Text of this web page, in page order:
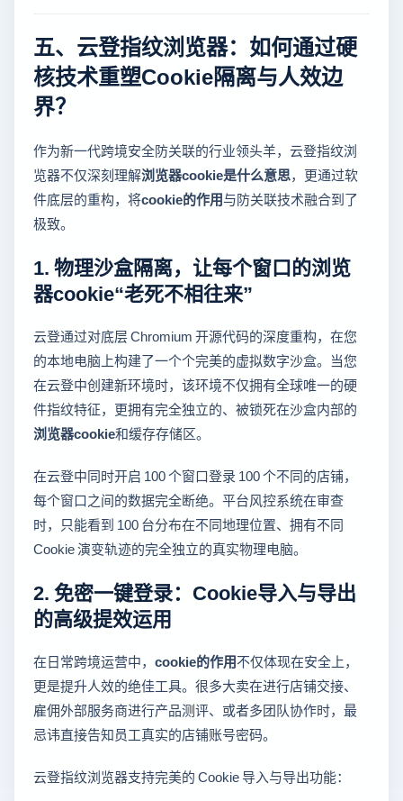
五、云登指纹浏览器：如何通过硬
核技术重塑Cookie隔离与人效边
界？
作为新一代跨境安全防关联的行业领头羊，云登指纹浏
览器不仅深刻理解浏览器cookie是什么意思，更通过软
件底层的重构，将cookie的作用与防关联技术融合到了
极致。
1. 物理沙盒隔离，让每个窗口的浏览
器cookie“老死不相往来”
云登通过对底层 Chromium 开源代码的深度重构，在您
的本地电脑上构建了一个个完美的虚拟数字沙盒。当您
在云登中创建新环境时，该环境不仅拥有全球唯一的硬
件指纹特征，更拥有完全独立的、被锁死在沙盒内部的
浏览器cookie和缓存存储区。
在云登中同时开启 100 个窗口登录 100 个不同的店铺，
每个窗口之间的数据完全断绝。平台风控系统在审查
时，只能看到 100 台分布在不同地理位置、拥有不同
Cookie 演变轨迹的完全独立的真实物理电脑。
2. 免密一键登录：Cookie导入与导出
的高级提效运用
在日常跨境运营中， cookie的作用不仅体现在安全上，
更是提升人效的绝佳工具。很多大卖在进行店铺交接、
雇佣外部服务商进行产品测评、或者多团队协作时，最
忌讳直接告知员工真实的店铺账号密码。
云登指纹浏览器支持完美的 Cookie 导入与导出功能：